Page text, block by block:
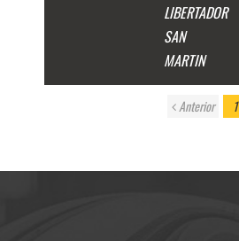
LIBERTADOR
SAN
MARTIN
Anterior 1